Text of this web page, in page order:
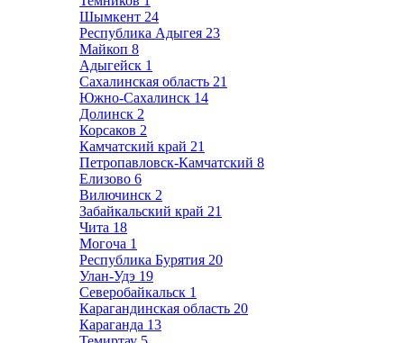
Шымкент 24
Республика Адыгея 23
Майкоп 8
Адыгейск 1
Сахалинская область 21
Южно-Сахалинск 14
Долинск 2
Корсаков 2
Камчатский край 21
Петропавловск-Камчатский 8
Елизово 6
Вилючинск 2
Забайкальский край 21
Чита 18
Могоча 1
Республика Бурятия 20
Улан-Удэ 19
Северобайкальск 1
Карагандинская область 20
Караганда 13